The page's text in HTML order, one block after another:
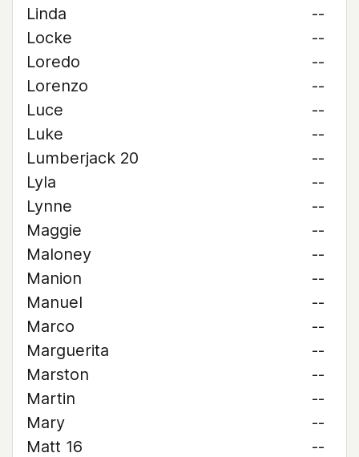
Linda
--
Locke
--
Loredo
--
Lorenzo
--
Luce
--
Luke
--
Lumberjack 20
--
Lyla
--
Lynne
--
Maggie
--
Maloney
--
Manion
--
Manuel
--
Marco
--
Marguerita
--
Marston
--
Martin
--
Mary
--
Matt 16
--